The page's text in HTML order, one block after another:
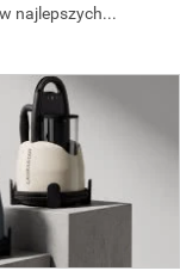
najlepszych...